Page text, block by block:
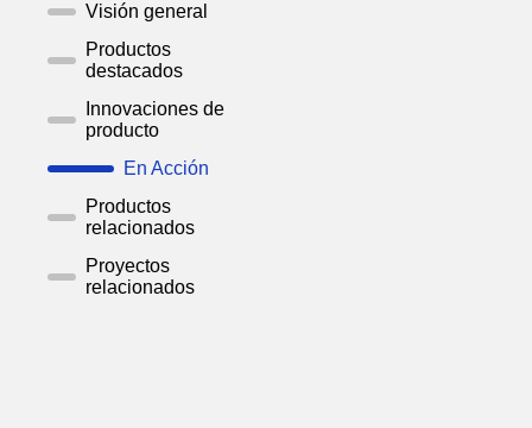
Visión general
Productos
destacados
Innovaciones de
producto
En Acción
Productos
relacionados
Proyectos
relacionados